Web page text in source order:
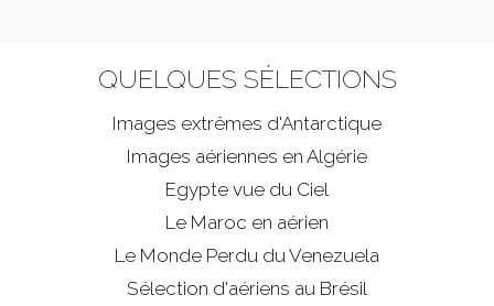
QUELQUES SÉLECTIONS
Images extrêmes d'Antarctique
Images aériennes en Algérie
Egypte vue du Ciel
Le Maroc en aérien
Le Monde Perdu du Venezuela
Sélection d'aériens au Brésil